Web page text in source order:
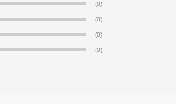
(0)
(0)
(0)
(0)